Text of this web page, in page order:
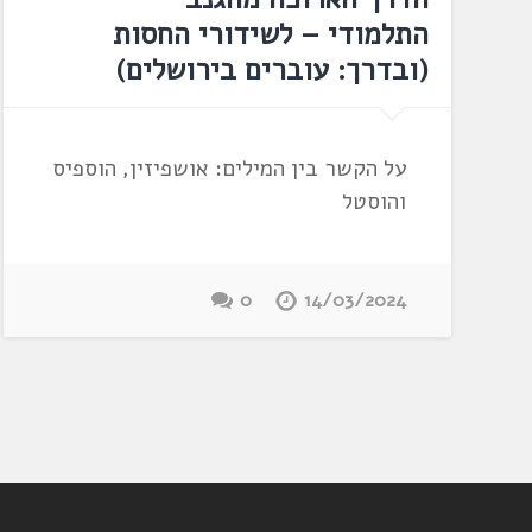
התלמודי – לשידורי החסות
(ובדרך: עוברים בירושלים)
על הקשר בין המילים: אושפיזין, הוספיס
והוסטל
14/03/2024
0